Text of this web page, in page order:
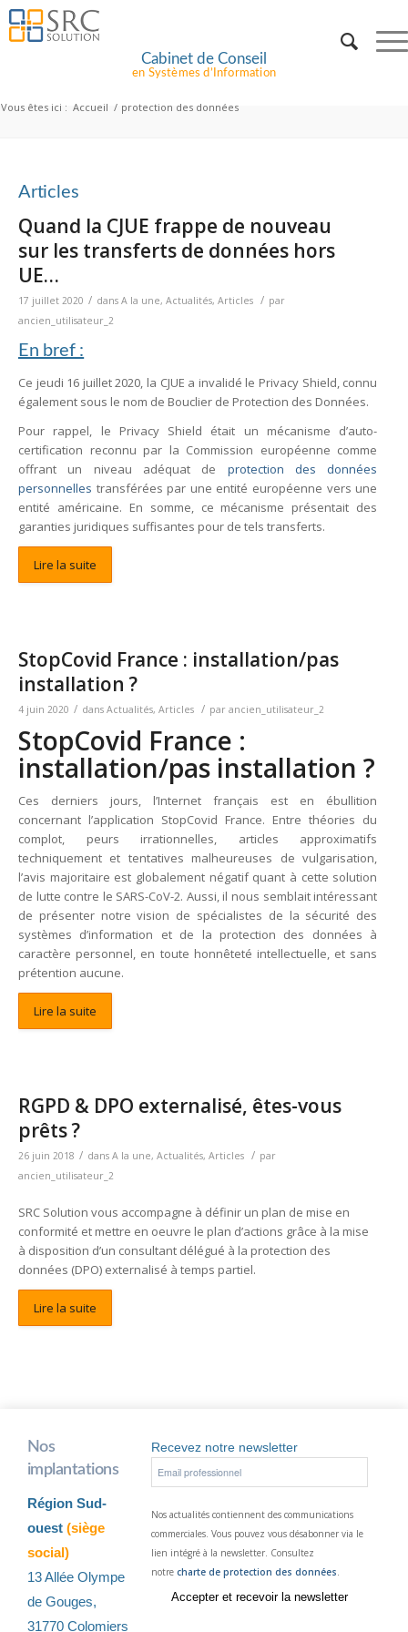
Cabinet de Conseil
en Systèmes d’Information
Vous êtes ici : Accueil / protection des données
Articles
Quand la CJUE frappe de nouveau
sur les transferts de données hors
UE…
17 juillet 2020 / dans A la une, Actualités, Articles / par
ancien_utilisateur_2
En bref :
Ce jeudi 16 juillet 2020, la CJUE a invalidé le Privacy Shield, connu
également sous le nom de Bouclier de Protection des Données.
Pour rappel, le Privacy Shield était un mécanisme d’auto-
certification reconnu par la Commission européenne comme
offrant un niveau adéquat de protection des données
personnelles transférées par une entité européenne vers une
entité américaine. En somme, ce mécanisme présentait des
garanties juridiques suffisantes pour de tels transferts.
Lire la suite
StopCovid France : installation/pas
installation ?
4 juin 2020 / dans Actualités, Articles / par ancien_utilisateur_2
StopCovid France :
installation/pas installation ?
Ces derniers jours, l’Internet français est en ébullition
concernant l’application StopCovid France. Entre théories du
complot, peurs irrationnelles, articles approximatifs
techniquement et tentatives malheureuses de vulgarisation,
l’avis majoritaire est globalement négatif quant à cette solution
de lutte contre le SARS-CoV-2. Aussi, il nous semblait intéressant
de présenter notre vision de spécialistes de la sécurité des
systèmes d’information et de la protection des données à
caractère personnel, en toute honnêteté intellectuelle, et sans
prétention aucune.
Lire la suite
RGPD & DPO externalisé, êtes-vous
prêts ?
26 juin 2018 / dans A la une, Actualités, Articles / par
ancien_utilisateur_2
SRC Solution vous accompagne à définir un plan de mise en
conformité et mettre en oeuvre le plan d’actions grâce à la mise
à disposition d’un consultant délégué à la protection des
données (DPO) externalisé à temps partiel.
Lire la suite
Nos
implantations
Région Sud-
ouest (siège
social)
13 Allée Olympe
de Gouges,
31770 Colomiers
Recevez notre newsletter
Nos actualités contiennent des communications
commerciales. Vous pouvez vous désabonner via le
lien intégré à la newsletter. Consultez
notre charte de protection des données.